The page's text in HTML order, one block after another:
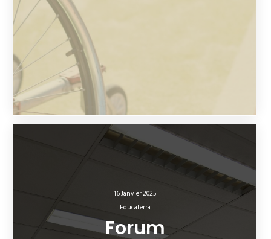
16 Janvier 2025
Educaterra
Forum